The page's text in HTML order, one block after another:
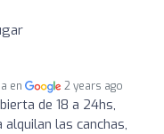
en 2 years ago
de 18 a 24hs,
las canchas,